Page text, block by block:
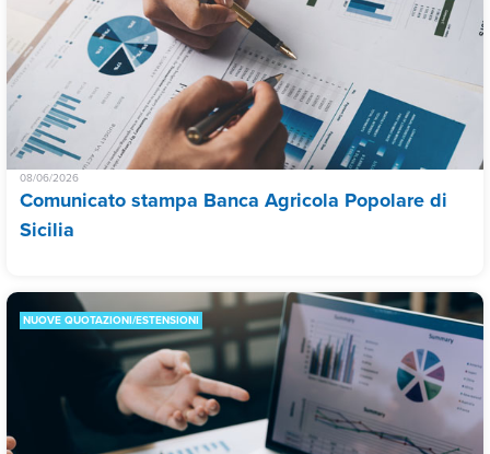
08/06/2026
Comunicato stampa Banca Agricola Popolare di
Sicilia
NUOVE QUOTAZIONI/ESTENSIONI